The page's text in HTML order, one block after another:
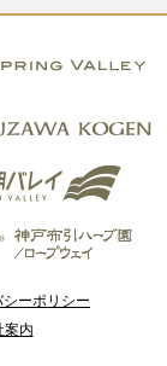
シーポリシー
案内